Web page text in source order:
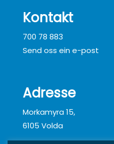
Kontakt
700 78 883
Send oss ein e-post
Adresse
Morkamyra 15,
6105 Volda